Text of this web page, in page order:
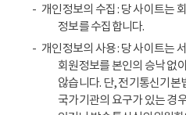
개인정보의 수집 : 당 사이트는
정보를 수집합니다.
개인정보의 사용 : 당 사이트는
회원정보를 본인의 승낙 없
않습니다. 단, 전기통신기본
국가기관의 요구가 있는 경